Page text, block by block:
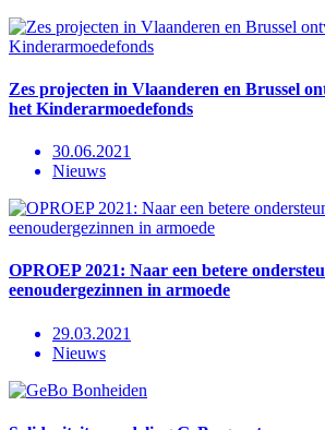
Zes projecten in Vlaanderen en Brussel
het Kinderarmoedefonds
30.06.2021
Nieuws
OPROEP 2021: Naar een betere
eenoudergezinnen in armoede
29.03.2021
Nieuws